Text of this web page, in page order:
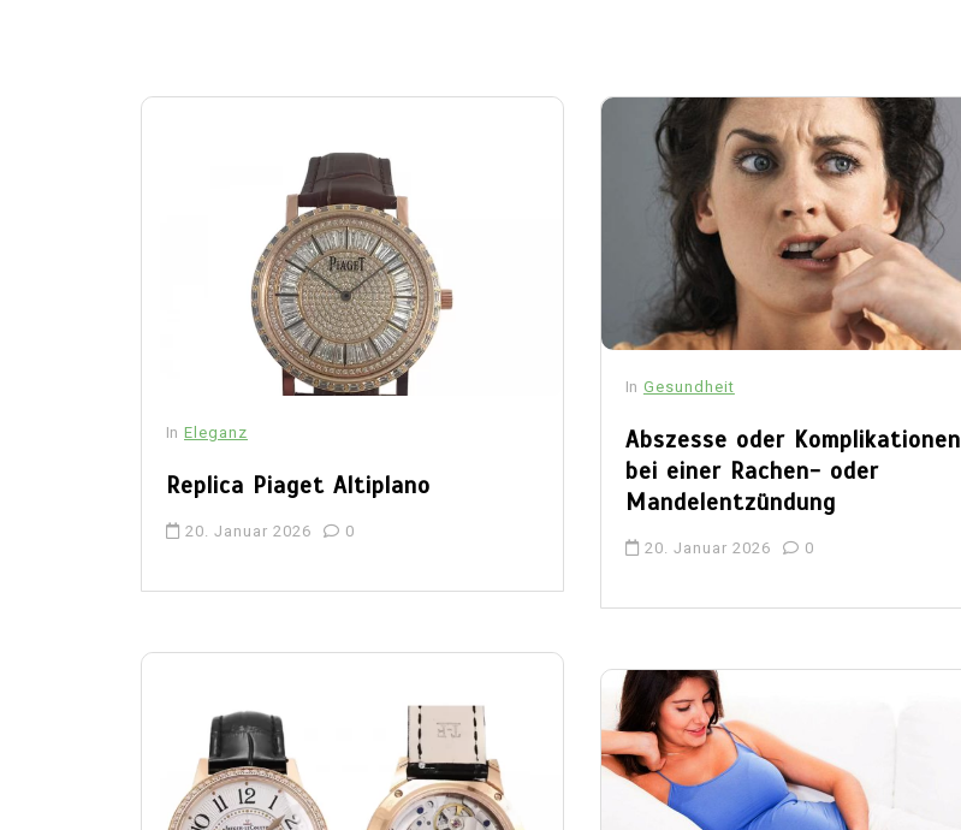
In Eleganz
Replica Piaget Altiplano
20. Januar 2026 0
In Gesundheit
Abszesse oder Komplikationen
bei einer Rachen- oder
Mandelentzündung
20. Januar 2026 0